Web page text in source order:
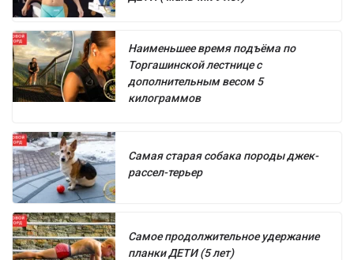
Наименьшее время подъёма по
Торгашинской лестнице с
дополнительным весом 5
килограммов
Самая старая собака породы джек-
рассел-терьер
Самое продолжительное удержание
планки ДЕТИ (5 лет)